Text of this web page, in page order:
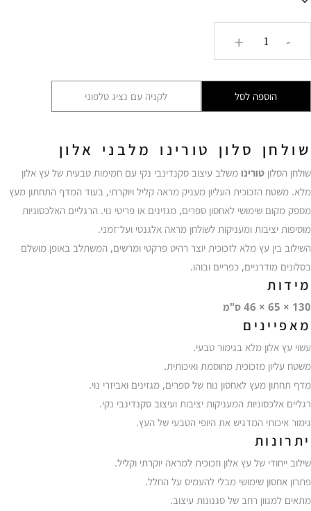
-
אלון
+
הוספה לסל לקניה עם נציג טלפוני
שולחן סלון טורינו מלבני אלון
שולחן הסלון טורינו משלב עיצוב סקנדינבי נקי עם חמימות טבעית של עץ אלון
מלא. משטח הזכוכית העליון מעניק מראה קליל ויוקרתי, בעוד המדף התחתון מעץ
מספק מקום שימושי לאחסון ספרים, מגזינים או פריטי נוי. הרגליים האלכסוניות
מוסיפות יציבות ומעניקות לשולחן מראה אלגנטי ועל־זמני.
השילוב בין עץ מלא לזכוכית יוצר רהיט פרקטי ומרשים, המשתלב באופן מושלם
בסלונים מודרניים, כפריים ובוהו.
מידות
130 × 65 × 46 ס"מ
מאפיינים
עשוי עץ אלון מלא בגימור טבעי.
משטח עליון מזכוכית מחוסמת ואיכותית.
מדף תחתון מעץ לאחסון נוח של ספרים, מגזינים ואביזרי נוי.
רגליים אלכסוניות המעניקות יציבות ועיצוב סקנדינבי נקי.
גימור איכותי המדגיש את היופי הטבעי של העץ.
יתרונות
שילוב ייחודי של עץ אלון וזכוכית למראה יוקרתי וקליל.
פתרון אחסון שימושי מבלי להעמיס על החלל.
מתאים למגוון רחב של סגנונות עיצוב.